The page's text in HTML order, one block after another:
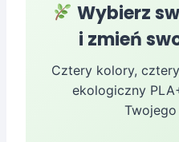
Wybierz
i zmień
Cztery kolory,
ekologiczny